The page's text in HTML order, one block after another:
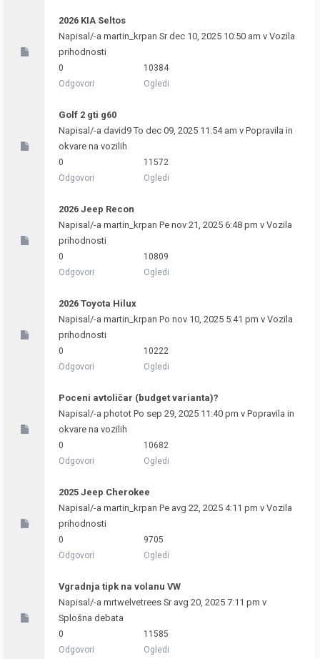
2026 KIA Seltos
Napisal/-a martin_krpan Sr dec 10, 2025 10:50 am v Vozila
prihodnosti
0
Odgovori
10384
Ogledi
Golf 2 gti g60
Napisal/-a david9To dec 09, 2025 11:54 am v Popravila in
okvare na vozilih
0
Odgovori
11572
Ogledi
2026 Jeep Recon
Napisal/-a martin_krpan Pe nov 21, 2025 6:48 pm v Vozila
prihodnosti
0
Odgovori
10809
Ogledi
2026 Toyota Hilux
Napisal/-a martin_krpan Po nov 10, 2025 5:41 pm v Vozila
prihodnosti
0
Odgovori
10222
Ogledi
Poceni avtoličar (budget varianta)?
Napisal/-a photot Po sep 29, 2025 11:40 pm v Popravila in
okvare na vozilih
0
Odgovori
10682
Ogledi
2025 Jeep Cherokee
Napisal/-a martin_krpan Pe avg 22, 2025 4:11 pm v Vozila
prihodnosti
0
Odgovori
9705
Ogledi
Vgradnja tipk na volanu VW
Napisal/-a mrtwelvetrees Sr avg 20, 2025 7:11 pm v
Splošna debata
0
Odgovori
11585
Ogledi